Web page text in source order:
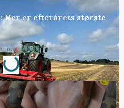
Her er efterårets største